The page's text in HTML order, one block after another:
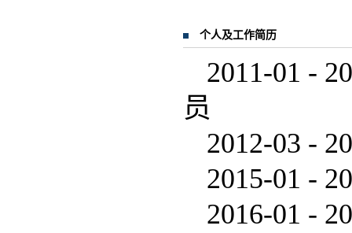
个人及工作简历
2011-01 -
员
2012-03 -
2015-01 -
2016-01 -